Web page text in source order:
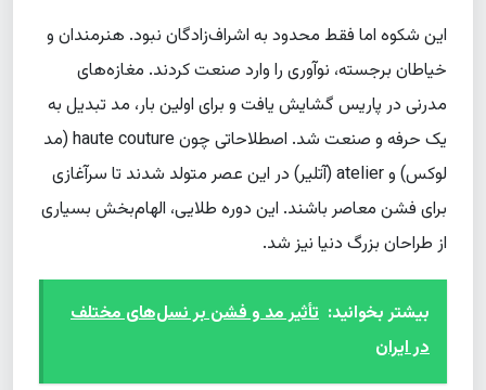
این شکوه اما فقط محدود به اشراف‌زادگان نبود. هنرمندان و
خیاطان برجسته، نوآوری را وارد صنعت کردند. مغازه‌های
مدرنی در پاریس گشایش یافت و برای اولین بار، مد تبدیل به
یک حرفه و صنعت شد. اصطلاحاتی چون haute couture (مد
لوکس) و atelier (آتلیر) در این عصر متولد شدند تا سرآغازی
برای فشن معاصر باشند. این دوره طلایی، الهام‌بخش بسیاری
از طراحان بزرگ دنیا نیز شد.
بیشتر بخوانید: تأثیر مد و فشن بر نسل‌های مختلف
در ایران